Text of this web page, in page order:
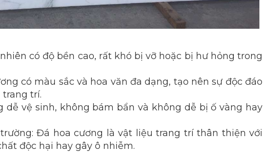
có độ bền cao, rất khó bị vỡ hoặc bị hư hỏng trong
có màu sắc và hoa văn đa dạng, tạo nên sự độc đáo
trí.
vệ sinh, không bám bẩn và không dễ bị ố vàng hay
Đá hoa cương là vật liệu trang trí thân thiện với
độc hại hay gây ô nhiễm.